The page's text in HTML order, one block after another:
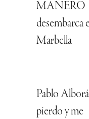
MANERO
desembarca
Marbella
Pablo
pierdo y me